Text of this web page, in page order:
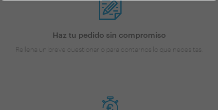
Haz tu pedido sin compromiso
Rellena un breve cuestionario para contarnos lo que necesitas.